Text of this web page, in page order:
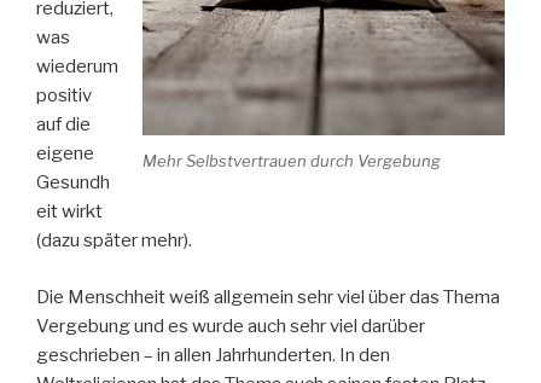
Mehr Selbstvertrauen durch Vergebung
reduziert,
was
wiederum
positiv
auf die
eigene
Gesundh
eit wirkt
(dazu später mehr).
Die Menschheit weiß allgemein sehr viel über das Thema
Vergebung und es wurde auch sehr viel darüber
geschrieben – in allen Jahrhunderten. In den